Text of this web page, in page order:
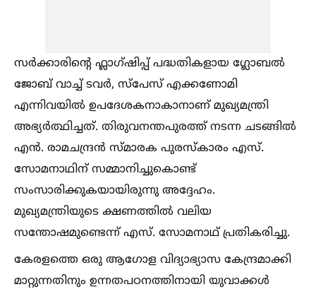
സർക്കാരിന്റെ ഫ്ലാഗ്ഷിപ്പ് പദ്ധതികളായ ഗ്ലോബല്‍
ജോബ് വാച്ച്‌ ടവർ, സ്പേസ് എക്കണോമി
എന്നിവയില്‍ ഉപദേശകനാകാനാണ് മുഖ്യമന്ത്രി
അഭ്യർത്ഥിച്ചത്. തിരുവനന്തപുരത്ത് നടന്ന ചടങ്ങില്‍
എൻ. രാമചന്ദ്രൻ സ്മാരക പുരസ്കാരം എസ്.
സോമനാഥിന് സമ്മാനിച്ചുകൊണ്ട്
സംസാരിക്കുകയായിരുന്നു അദ്ദേഹം.
മുഖ്യമന്ത്രിയുടെ ക്ഷണത്തില്‍ വലിയ
സന്തോഷമുണ്ടെന്ന് എസ്. സോമനാഥ് പ്രതികരിച്ചു.
കേരളത്തെ ഒരു ആഗോള വിദ്യാഭ്യാസ കേന്ദ്രമാക്കി
മാറ്റുന്നതിനും ഉന്നതപഠനത്തിനായി യുവാക്കള്‍